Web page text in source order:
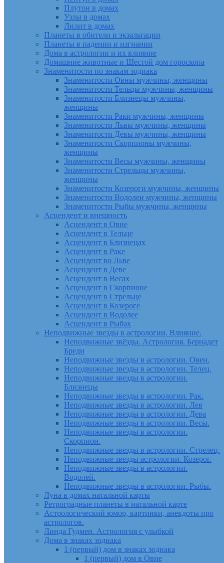
Плутон в домах
Узлы в домах
Лилит в домах
Планеты в обители и экзальтации
Планеты в падении и изгнании
Дома в астрологии и их влияние
Домашние животные и Шестой дом гороскопа
Знаменитости по знакам зодиака
Знаменитости Овны мужчины, женщины
Знаменитости Тельцы мужчины, женщины
Знаменитости Близнецы мужчины,
женщины
Знаменитости Раки мужчины, женщины
Знаменитости Львы мужчины, женщины
Знаменитости Девы мужчины, женщины
Знаменитости Скорпионы мужчины,
женщины
Знаменитости Весы мужчины, женщины
Знаменитости Стрельцы мужчины,
женщины
Знаменитости Козероги мужчины, женщины
Знаменитости Водолеи мужчины, женщины
Знаменитости Рыбы мужчины, женщины
Асцендент и внешность
Асцендент в Овне
Асцендент в Тельце
Асцендент в Близнецах
Асцендент в Раке
Асцендент во Льве
Асцендент в Деве
Асцендент в Весах
Асцендент в Скорпионе
Асцендент в Стрельце
Асцендент в Козероге
Асцендент в Водолее
Асцендент в Рыбах
Неподвижные звезды в астрологии. Влияние.
Неподвижные звёзды. Астрология. Бернадет
Бреди
Неподвижные звезды в астрологии. Овен.
Неподвижные звезды в астрологии. Телец.
Неподвижные звезды в астрологии.
Близнецы
Неподвижные звезды в астрологии. Рак.
Неподвижные звезды в астрологии. Лев
Неподвижные звезды в астрологии. Дева
Неподвижные звезды в астрологии. Весы.
Неподвижные звезды в астрологии.
Скорпион.
Неподвижные звезды в астрологии. Стрелец.
Неподвижные звезды астрологии. Козерог.
Неподвижные звезды в астрологии.
Водолей.
Неподвижные звезды в астрологии. Рыбы.
Луна в домах натальной карты
Ретроградные планеты в натальной карте
Астрологический юмор, картинки, анекдоты про
астрологов.
Линда Гудмен. Астрология с улыбкой
Дома в знаках зодиака
1 (первый) дом в знаках зодиака
1 (первый) дом в Овне